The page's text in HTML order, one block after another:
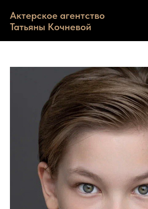
Актерское агентство
Татьяны Кочневой